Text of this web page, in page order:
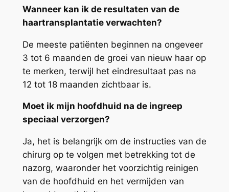
Wanneer kan ik de resultaten van de
haartransplantatie verwachten?
De meeste patiënten beginnen na ongeveer
3 tot 6 maanden de groei van nieuw haar op
te merken, terwijl het eindresultaat pas na
12 tot 18 maanden zichtbaar is.
Moet ik mijn hoofdhuid na de ingreep
speciaal verzorgen?
Ja, het is belangrijk om de instructies van de
chirurg op te volgen met betrekking tot de
nazorg, waaronder het voorzichtig reinigen
van de hoofdhuid en het vermijden van